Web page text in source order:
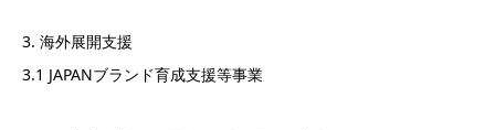
3. 海外展開支援
3.1 JAPANブランド育成支援等事業